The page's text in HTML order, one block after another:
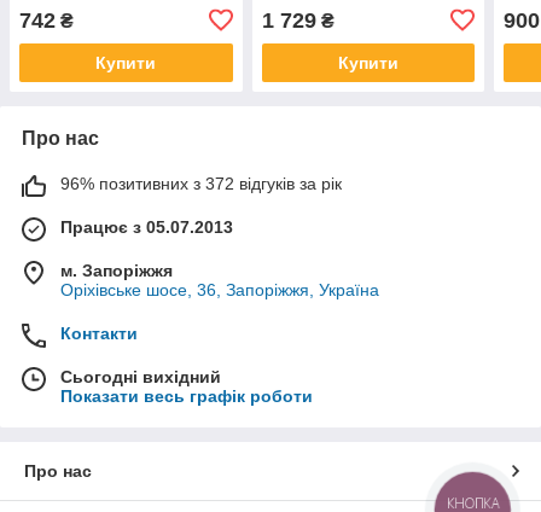
742 ₴
Купити
1 729₴
Купити
900
Про нас
96% позитивних з 372 відгуків за рік
Працює з 05.07.2013
м. Запоріжжя
Оріхівське шосе, 36, Запоріжжя, Україна
Контакти
Сьогодні вихідний
Показати весь графік роботи
Про нас
КНОПКА